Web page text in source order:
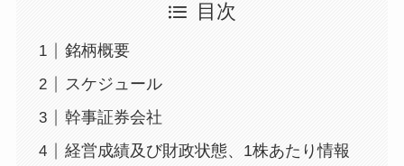
目次
銘柄概要
スケジュール
幹事証券会社
経営成績及び財政状態、1株あたり情報